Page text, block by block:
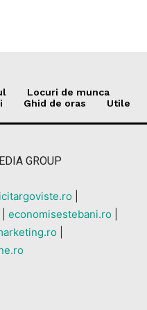
Locuri de munca
Ghid de oras Utile
GROUP
|economisestebani.ro